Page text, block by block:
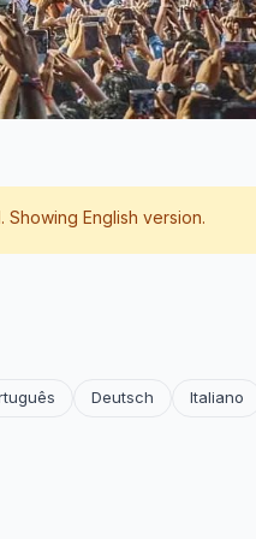
English version.
Deutsch Italiano